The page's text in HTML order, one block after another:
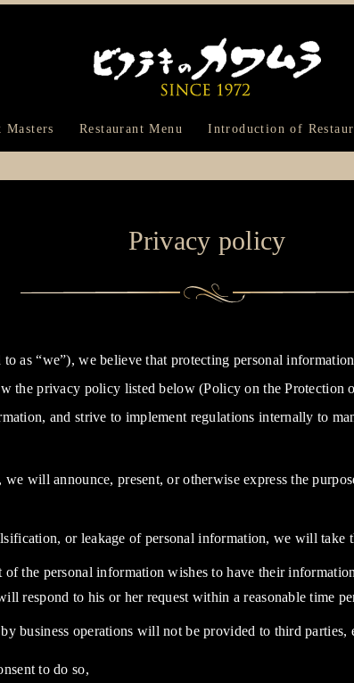
Restaurant Menu Introduction of
Privacy policy
as “we”), we believe that protecting personal
the privacy policy listed below (Policy on the
and strive to implement regulations internally to
will announce, present, or otherwise express the
or leakage of personal information, we will take
the personal information wishes to have their
respond to his or her request within a reasonable time
business operations will not be provided to third parties,
to do so,